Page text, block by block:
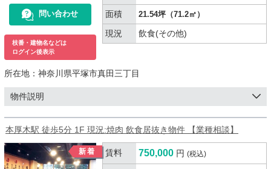
問い合わせ
枝番・建物名などは
ログイン後表示
面積
21.54坪（71.2㎡）
現況 飲食(その他)
所在地： 神奈川県平塚市真田三丁目
物件説明
本厚木駅 徒歩5分 1F 現況:焼肉 飲食居抜き物件 【業種相談】
賃料 750,000 円 (税込)